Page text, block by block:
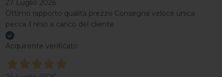
27 Luglio 2026
Ottimo rapporto qualità prezzo Consegna veloce unica
pecca il reso a carico del cliente
Acquirente verificato